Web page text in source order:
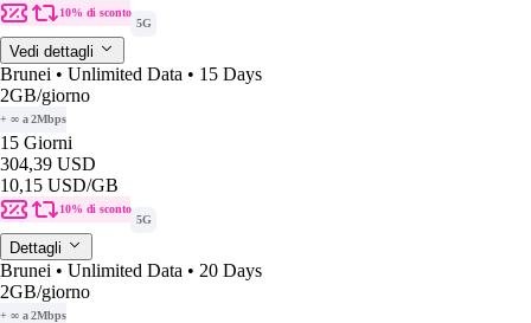
10% di sconto
5G
Vedi dettagli
Brunei • Unlimited Data • 15 Days
2GB/giorno
+ ∞ a 2Mbps
15 Giorni
304,39 USD
10,15 USD/GB
10% di sconto
5G
Dettagli
Brunei • Unlimited Data • 20 Days
2GB/giorno
+ ∞ a 2Mbps